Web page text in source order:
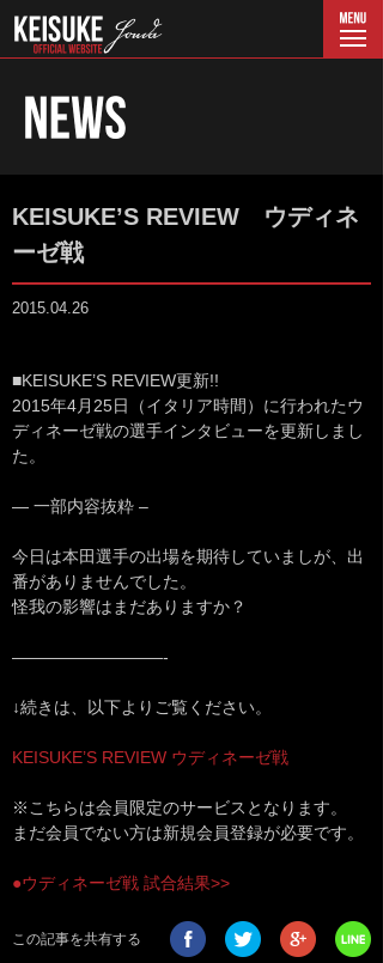
KEISUKE’S REVIEW ウディネ
ーゼ戦
2015.04.26
■KEISUKE’S REVIEW更新!!
2015年4月25日（イタリア時間）に行われたウ
ディネーゼ戦の選手インタビューを更新しまし
た。
— 一部内容抜粋 –
今日は本田選手の出場を期待していましが、出
番がありませんでした。
怪我の影響はまだありますか？
—————————-
↓続きは、以下よりご覧ください。
KEISUKE’S REVIEW ウディネーゼ戦
※こちらは会員限定のサービスとなります。
まだ会員でない方は新規会員登録が必要です。
●ウディネーゼ戦 試合結果>>
この記事を共有する